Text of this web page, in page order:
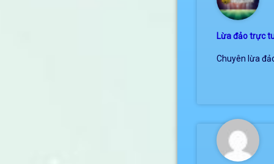
Lừa đảo trực
Chuyên lừa